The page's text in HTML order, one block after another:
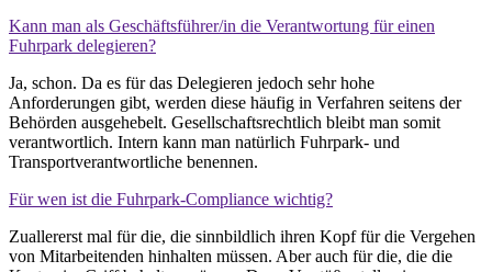
Kann man als Geschäftsführer/in die Verantwortung für einen
Fuhrpark delegieren?
Ja, schon. Da es für das Delegieren jedoch sehr hohe
Anforderungen gibt, werden diese häufig in Verfahren seitens der
Behörden ausgehebelt. Gesellschaftsrechtlich bleibt man somit
verantwortlich. Intern kann man natürlich Fuhrpark- und
Transportverantwortliche benennen.
Für wen ist die Fuhrpark-Compliance wichtig?
Zuallererst mal für die, die sinnbildlich ihren Kopf für die Vergehen
von Mitarbeitenden hinhalten müssen. Aber auch für die, die die